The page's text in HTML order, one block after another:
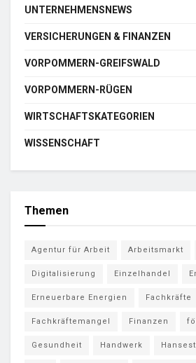
UNTERNEHMENSNEWS
VERSICHERUNGEN & FINANZEN
VORPOMMERN-GREIFSWALD
VORPOMMERN-RÜGEN
WIRTSCHAFTSKATEGORIEN
WISSENSCHAFT
Themen
Agentur für Arbeit Arbeitsmarkt
Digitalisierung Einzelhandel
Erneuerbare Energien Fachkräfte
Fachkräftemangel Finanzen
Gesundheit Handwerk